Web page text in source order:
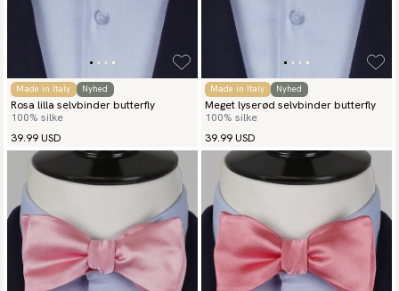
Made in Italy Nyhed
Rosa lilla selvbinder butterfly
100% silke
39.99 USD
Made in Italy Nyhed
Meget lyserød selvbinder butterfly
100% silke
39.99 USD